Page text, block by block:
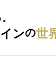
ンの世